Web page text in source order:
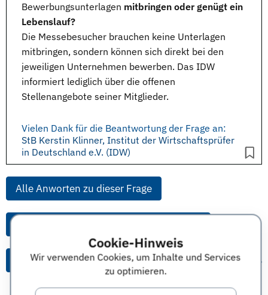
Cookie-Hinweis
Wir verwenden Cookies, um Inhalte und Services
zu optimieren.
Bewerbungsunterlagen mitbringen oder genügt ein
Lebenslauf?
Die Messebesucher brauchen keine Unterlagen
mitbringen, sondern können sich direkt bei den
jeweiligen Unternehmen bewerben. Das IDW
informiert lediglich über die offenen
Stellenangebote seiner Mitglieder.
Vielen Dank für die Beantwortung der Frage an:
StB Kerstin Klinner, Institut der Wirtschaftsprüfer
in Deutschland e.V. (IDW)
Alle Anworten zu dieser Frage
Alle Themen & Expertentipps